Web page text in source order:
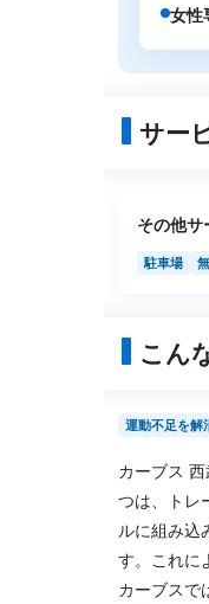
女性
サー
その他サ
駐車場
こん
運動不足を解
カーブス
つは、トレ
ルに組み込
す。これに
カーブスで